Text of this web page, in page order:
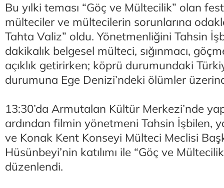
Bu yılki teması “Göç ve Mültecilik” olan
mülteciler ve mültecilerin sorunlarına
Tahta Valiz” oldu. Yönetmenliğini Tahsin
dakikalık belgesel mülteci, sığınmacı,
açıklık getirirken; köprü durumundaki
durumuna Ege Denizi’ndeki ölümler
13:30’da Armutalan Kültür Merkezi’nde
ardından filmin yönetmeni Tahsin İşbilen,
ve Konak Kent Konseyi Mülteci Meclisi
Hüsünbeyi’nin katılımı ile “Göç ve
düzenlendi.